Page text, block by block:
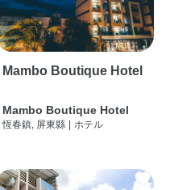
Mambo Boutique Hotel
Mambo Boutique Hotel
恆春鎮, 屏東縣 ホテル